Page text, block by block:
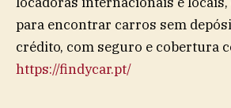
para encontrar carros sem
crédito, com seguro e cobertura
https://findycar.pt/